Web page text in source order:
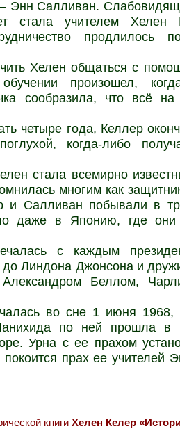
Энн Салливан.
стала учителем
продлилось
Хелен общаться с
произошел,
сообразила, что всё
четыре года, Келлер
когда-либо
стала всемирно
многим как
и Салливан побывали в
даже в Японию, где они
с каждым
Линдона Джонсона и
Александром Беллом,
во сне 1 июня
по ней прошла в
Урна с ее прахом
прах ее учителей
книги Хелен Келер